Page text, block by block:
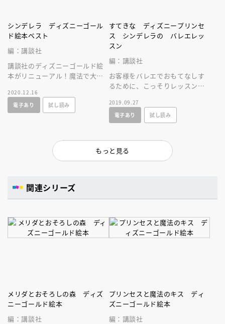
シンデレラ ディズニーゴール
ド絵本ベスト
編：講談社
講談社のディズニーゴールド絵
本がリニューアル！魔法で大変
女の子の夢が詰まったファンタ
ジーの大傑作
2020.12.16
電子あり
試し読み
すてきな ディズニープリンセ
ス シンデレラの バレエレッ
スン
編：講談社
お客様をバレエでおもてなしす
るために、こっそりレッスンを
が……！？
2019.09.27
電子あり
試し読み
もっと見る
関連シリーズ
メリダとおそろしの森 ディズ
ニーゴールド絵本
編：講談社
プリンセスと魔法のキス ディ
ズニーゴールド絵本
編：講談社